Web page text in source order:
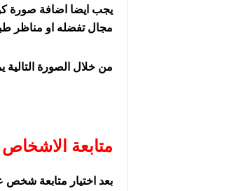
مجال تفضله او مناظر
من خلال الصورة
متابعة الاشخاص
بعد اختيار متابعة شخص